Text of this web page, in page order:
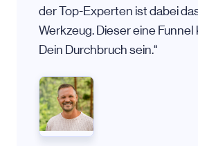
der Top-Experten ist dabei
Werkzeug. Dieser eine Funnel
Dein Durchbruch sein.“